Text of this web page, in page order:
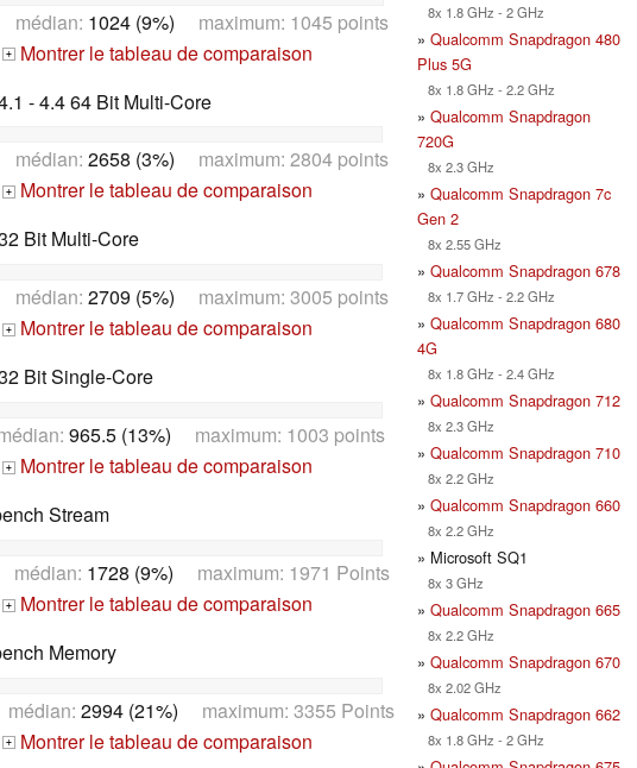
médian: 1024 (9%) maximum: 1045 points
+
Montrer le tableau de comparaison
- 4.4 64 Bit Multi-Core
médian: 2658 (3%) maximum: 2804 points
+
Montrer le tableau de comparaison
Bit Multi-Core
médian: 2709 (5%) maximum: 3005 points
+
Montrer le tableau de comparaison
Bit Single-Core
965.5 (13%) maximum: 1003 points
+
Montrer le tableau de comparaison
Stream
1728 (9%) maximum: 1971 Points
+
Montrer le tableau de comparaison
Memory
2994 (21%) maximum: 3355 Points
+ Montrer le tableau de comparaison
8x 1.8 GHz - 2 GHz
» Qualcomm Snapdragon 480
Plus 5G
8x 1.8 GHz - 2.2 GHz
» Qualcomm Snapdragon
720G
8x 2.3 GHz
» Qualcomm Snapdragon 7c
Gen 2
8x 2.55 GHz
» Qualcomm Snapdragon 678
8x 1.7 GHz - 2.2 GHz
» Qualcomm Snapdragon 680
4G
8x 1.8 GHz - 2.4 GHz
» Qualcomm Snapdragon 712
8x 2.3 GHz
» Qualcomm Snapdragon 710
8x 2.2 GHz
» Qualcomm Snapdragon 660
8x 2.2 GHz
» Microsoft SQ1
8x 3 GHz
» Qualcomm Snapdragon 665
8x 2.2 GHz
» Qualcomm Snapdragon 670
8x 2.02 GHz
» Qualcomm Snapdragon 662
8x 1.8 GHz - 2 GHz